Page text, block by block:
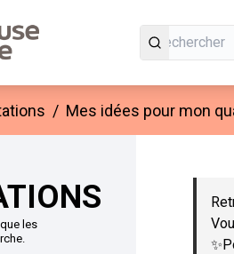
/ Mes idées pour mon
les
Passer la